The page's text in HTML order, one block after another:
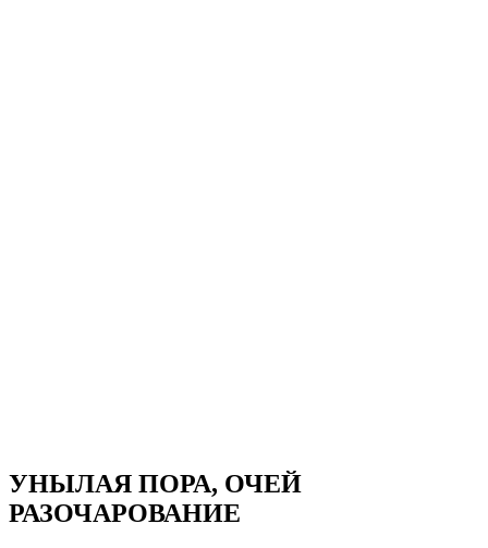
УНЫЛАЯ ПОРА, ОЧЕЙ
РАЗОЧАРОВАНИЕ